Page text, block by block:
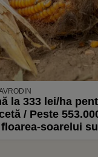
la 333 lei/ha
/ Peste
soarelui